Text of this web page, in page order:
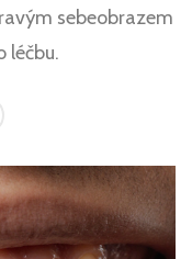
sebeobrazem
léčbu.